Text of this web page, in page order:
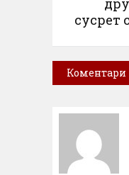
сусрет
Коментари